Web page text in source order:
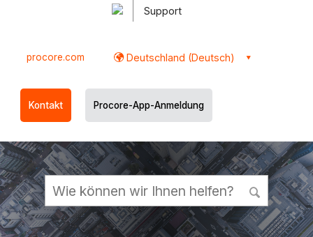
Support
procore.com Deutschland (Deutsch)
Kontakt Procore-App-Anmeldung